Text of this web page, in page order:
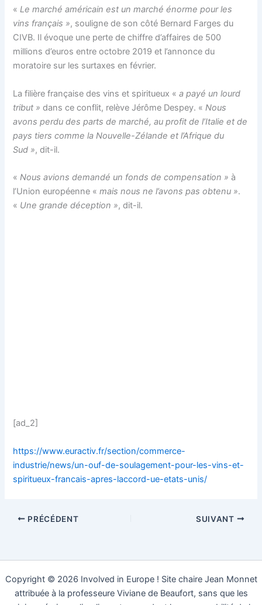
«Le marché américain est un marché énorme pour les
vins français », souligne de son côté Bernard Farges du
CIVB. Il évoque une perte de chiffre d’affaires de 500
millions d’euros entre octobre 2019 et l’annonce du
moratoire sur les surtaxes en février.
La filière française des vins et spiritueux «a payé un lourd
tribut » dans ce conflit, relève Jérôme Despey. «Nous
avons perdu des parts de marché, au profit de l’Italie et de
pays tiers comme la Nouvelle-Zélande et l’Afrique du
Sud », dit-il.
«Nous avions demandé un fonds de compensation » à
l’Union européenne «mais nous ne l’avons pas obtenu ».
« Une grande déception », dit-il.
[ad_2]
https://www.euractiv.fr/section/commerce-
industrie/news/un-ouf-de-soulagement-pour-les-vins-et-
spiritueux-francais-apres-laccord-ue-etats-unis/
PRÉCÉDENT SUIVANT
Copyright © 2026 Involved in Europe ! Site chaire Jean Monnet
attribuée à la professeure Viviane de Beaufort, sans que les